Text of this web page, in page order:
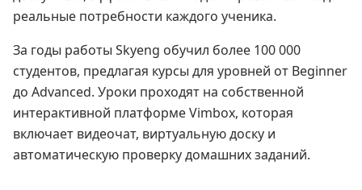
реальные потребности каждого ученика.
За годы работы Skyeng обучил более 100 000
студентов, предлагая курсы для уровней от Beginner
до Advanced. Уроки проходят на собственной
интерактивной платформе Vimbox, которая
включает видеочат, виртуальную доску и
автоматическую проверку домашних заданий.